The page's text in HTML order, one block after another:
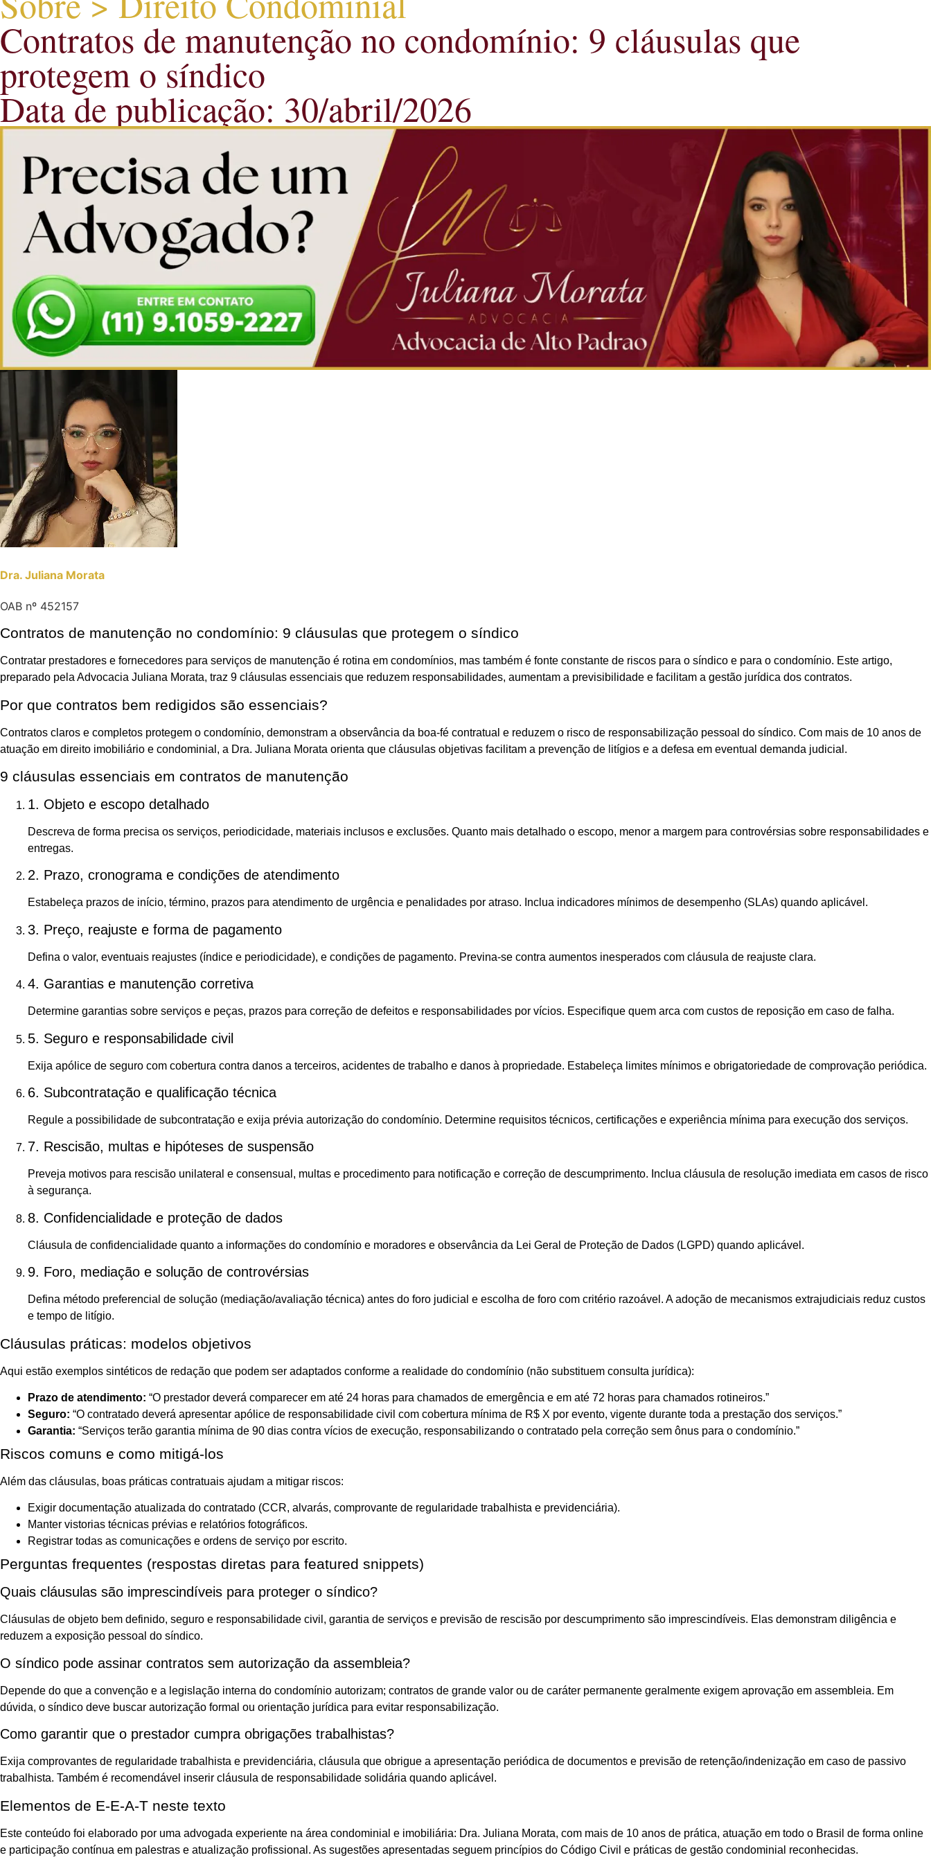
Contratos de manutenção no condomínio: 9 cláusulas que
protegem o síndico
Data de publicação: 30/abril/2026
Dra. Juliana Morata
OAB nº 452157
Contratos de manutenção no condomínio: 9 cláusulas que protegem o síndico
Contratar prestadores e fornecedores para serviços de manutenção é rotina em condomínios, mas também é fonte constante de riscos para o síndico e para o condomínio. Este artigo,
preparado pela Advocacia Juliana Morata, traz 9 cláusulas essenciais que reduzem responsabilidades, aumentam a previsibilidade e facilitam a gestão jurídica dos contratos.
Por que contratos bem redigidos são essenciais?
Contratos claros e completos protegem o condomínio, demonstram a observância da boa-fé contratual e reduzem o risco de responsabilização pessoal do síndico. Com mais de 10 anos de
atuação em direito imobiliário e condominial, a Dra. Juliana Morata orienta que cláusulas objetivas facilitam a prevenção de litígios e a defesa em eventual demanda judicial.
9 cláusulas essenciais em contratos de manutenção
1. Objeto e escopo detalhado
Descreva de forma precisa os serviços, periodicidade, materiais inclusos e exclusões. Quanto mais detalhado o escopo, menor a margem para controvérsias sobre responsabilidades e
entregas.
2. Prazo, cronograma e condições de atendimento
Estabeleça prazos de início, término, prazos para atendimento de urgência e penalidades por atraso. Inclua indicadores mínimos de desempenho (SLAs) quando aplicável.
3. Preço, reajuste e forma de pagamento
Defina o valor, eventuais reajustes (índice e periodicidade), e condições de pagamento. Previna-se contra aumentos inesperados com cláusula de reajuste clara.
4. Garantias e manutenção corretiva
Determine garantias sobre serviços e peças, prazos para correção de defeitos e responsabilidades por vícios. Especifique quem arca com custos de reposição em caso de falha.
5. Seguro e responsabilidade civil
Exija apólice de seguro com cobertura contra danos a terceiros, acidentes de trabalho e danos à propriedade. Estabeleça limites mínimos e obrigatoriedade de comprovação periódica.
6. Subcontratação e qualificação técnica
Regule a possibilidade de subcontratação e exija prévia autorização do condomínio. Determine requisitos técnicos, certificações e experiência mínima para execução dos serviços.
7. Rescisão, multas e hipóteses de suspensão
Preveja motivos para rescisão unilateral e consensual, multas e procedimento para notificação e correção de descumprimento. Inclua cláusula de resolução imediata em casos de risco
à segurança.
8. Confidencialidade e proteção de dados
Cláusula de confidencialidade quanto a informações do condomínio e moradores e observância da Lei Geral de Proteção de Dados (LGPD) quando aplicável.
9. Foro, mediação e solução de controvérsias
Defina método preferencial de solução (mediação/avaliação técnica) antes do foro judicial e escolha de foro com critério razoável. A adoção de mecanismos extrajudiciais reduz custos
e tempo de litígio.
Cláusulas práticas: modelos objetivos
Aqui estão exemplos sintéticos de redação que podem ser adaptados conforme a realidade do condomínio (não substituem consulta jurídica):
Prazo de atendimento: “O prestador deverá comparecer em até 24 horas para chamados de emergência e em até 72 horas para chamados rotineiros.”
Seguro: “O contratado deverá apresentar apólice de responsabilidade civil com cobertura mínima de R$ X por evento, vigente durante toda a prestação dos serviços.”
Garantia: “Serviços terão garantia mínima de 90 dias contra vícios de execução, responsabilizando o contratado pela correção sem ônus para o condomínio.”
Riscos comuns e como mitigá‑los
Além das cláusulas, boas práticas contratuais ajudam a mitigar riscos:
Exigir documentação atualizada do contratado (CCR, alvarás, comprovante de regularidade trabalhista e previdenciária).
Manter vistorias técnicas prévias e relatórios fotográficos.
Registrar todas as comunicações e ordens de serviço por escrito.
Perguntas frequentes (respostas diretas para featured snippets)
Quais cláusulas são imprescindíveis para proteger o síndico?
Cláusulas de objeto bem definido, seguro e responsabilidade civil, garantia de serviços e previsão de rescisão por descumprimento são imprescindíveis. Elas demonstram diligência e
reduzem a exposição pessoal do síndico.
O síndico pode assinar contratos sem autorização da assembleia?
Depende do que a convenção e a legislação interna do condomínio autorizam; contratos de grande valor ou de caráter permanente geralmente exigem aprovação em assembleia. Em
dúvida, o síndico deve buscar autorização formal ou orientação jurídica para evitar responsabilização.
Como garantir que o prestador cumpra obrigações trabalhistas?
Exija comprovantes de regularidade trabalhista e previdenciária, cláusula que obrigue a apresentação periódica de documentos e previsão de retenção/indenização em caso de passivo
trabalhista. Também é recomendável inserir cláusula de responsabilidade solidária quando aplicável.
Elementos de E‑E‑A‑T neste texto
Este conteúdo foi elaborado por uma advogada experiente na área condominial e imobiliária: Dra. Juliana Morata, com mais de 10 anos de prática, atuação em todo o Brasil de forma online
e participação contínua em palestras e atualização profissional. As sugestões apresentadas seguem princípios do Código Civil e práticas de gestão condominial reconhecidas.